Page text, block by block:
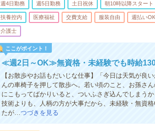
週4日勤務 週5日勤務 土日祝休 朝10時以降スタート
扶養控内 医療福祉 交費支給 服装自由 週払いOK
介護士
ここがポイント！
≪週2日～OK≫無資格・未経験でも時給
【お散歩やお話もだいじな仕事】「今日は天気が良
んの車椅子を押して散歩へ。若い頃のこと、お孫さ
にこもってばかりいると、ついふさぎ込んでしまう
技術よりも、人柄の方が大事だから、未経験・無資
たが…つづきを見る